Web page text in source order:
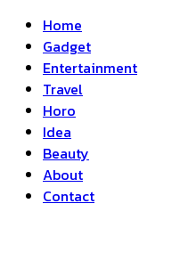
Home
Gadget
Entertainment
Travel
Horo
Idea
Beauty
About
Contact